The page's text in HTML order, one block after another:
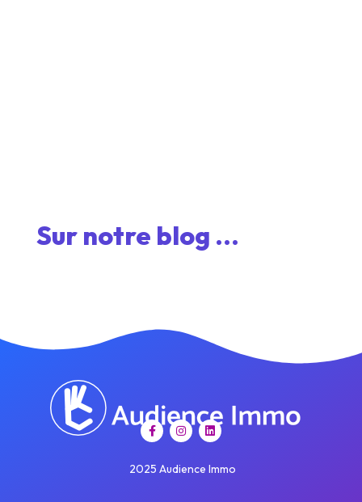
Sur notre blog ...
2025 Audience Immo